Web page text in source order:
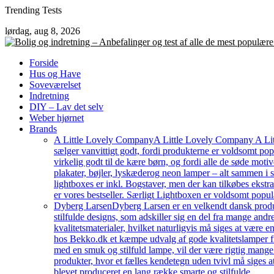
Skip
content
Trending Tests
lørdag, aug 8, 2026
Forside
Hus og Have
Soveværelset
Indretning
DIY – Lav det selv
Weber hjørnet
Brands
A Little Lovely CompanyA Little Lovely Company A
sælger vanvittigt godt, fordi produkterne er voldsomt
virkelig godt til de kære børn, og fordi alle de søde
plakater, bøjler, lyskæderog neon lamper – alt
lightboxes er inkl. Bogstaver, men der kan tilkøbes
er vores bestseller. Særligt Lightboxen er voldsomt
Dyberg LarsenDyberg Larsen er en velkendt dansk
stilfulde designs, som adskiller sig en del fra mange
kvalitetsmaterialer, hvilket naturligvis må siges at være
hos Bekko.dk et kæmpe udvalg af gode kvalitetslamper
med en smuk og stilfuld lampe, vil der være rigtig
produkter, hvor et fælles kendetegn uden tvivl må siges
blevet produceret en lang række smarte og stilfulde…